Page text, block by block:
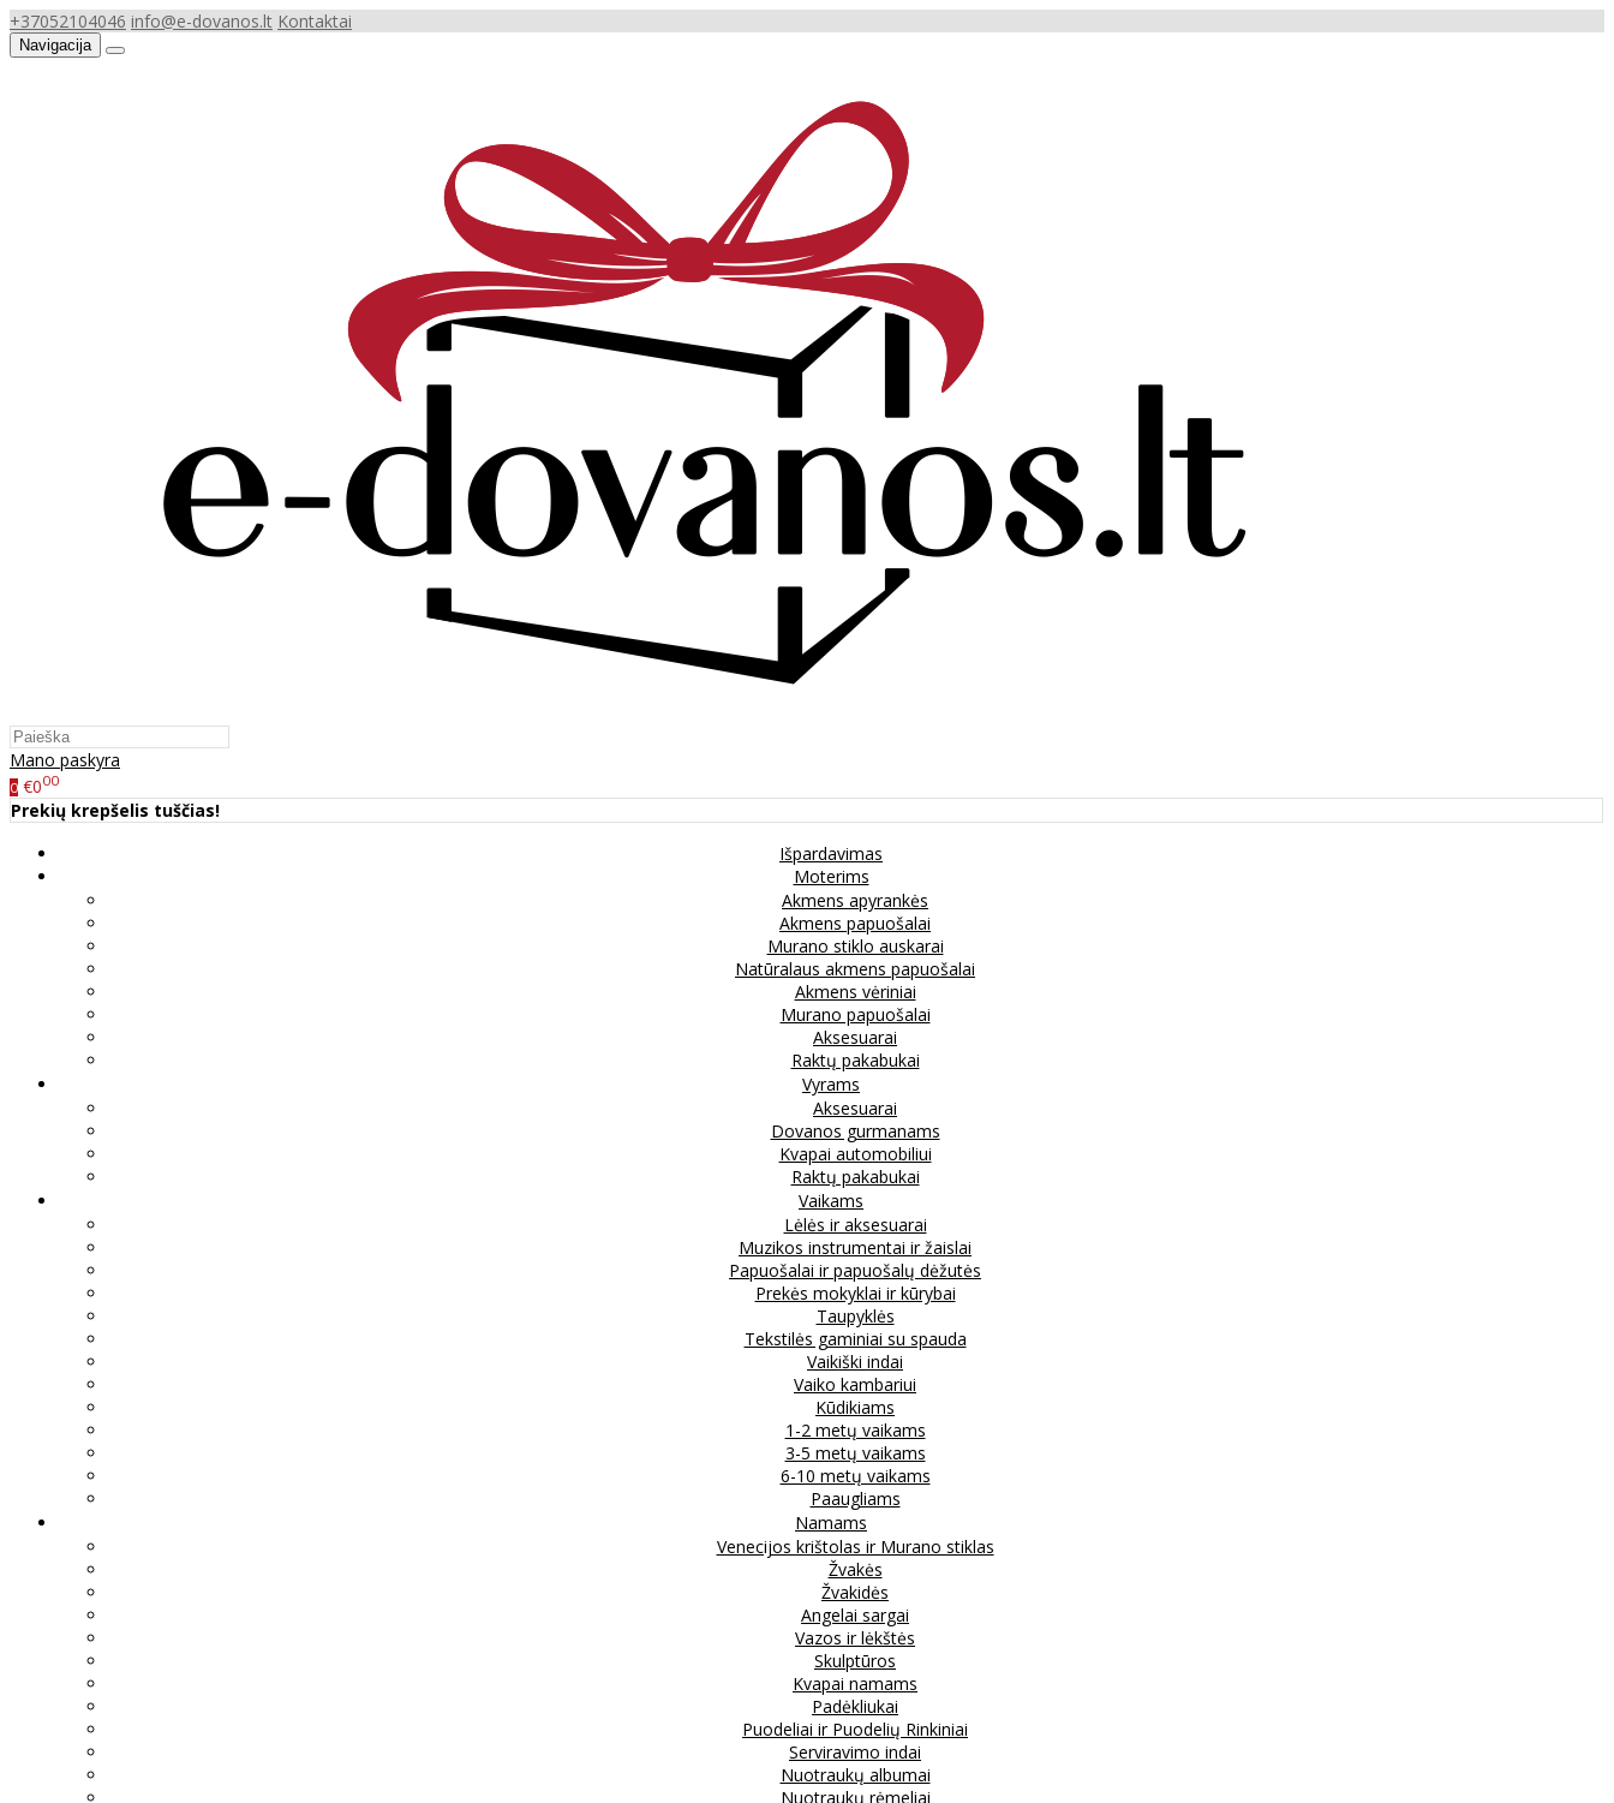
+37052104046 info@e-dovanos.lt Kontaktai
Navigacija
Mano paskyra
0 €000
Prekių krepšelis tuščias!
Išpardavimas
Moterims
Akmens apyrankės
Akmens papuošalai
Murano stiklo auskarai
Natūralaus akmens papuošalai
Akmens vėriniai
Murano papuošalai
Aksesuarai
Raktų pakabukai
Vyrams
Aksesuarai
Dovanos gurmanams
Kvapai automobiliui
Raktų pakabukai
Vaikams
Lėlės ir aksesuarai
Muzikos instrumentai ir žaislai
Papuošalai ir papuošalų dėžutės
Prekės mokyklai ir kūrybai
Taupyklės
Tekstilės gaminiai su spauda
Vaikiški indai
Vaiko kambariui
Kūdikiams
1-2 metų vaikams
3-5 metų vaikams
6-10 metų vaikams
Paaugliams
Namams
Venecijos krištolas ir Murano stiklas
Žvakės
Žvakidės
Angelai sargai
Vazos ir lėkštės
Skulptūros
Kvapai namams
Padėkliukai
Puodeliai ir Puodelių Rinkiniai
Serviravimo indai
Nuotraukų albumai
Nuotraukų rėmeliai